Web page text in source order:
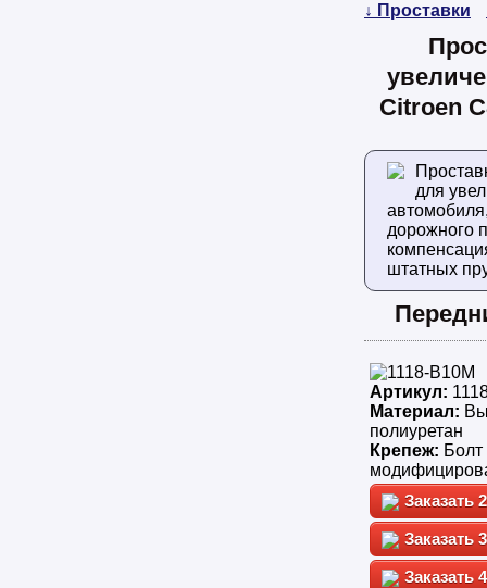
↓ Проставки
Citroen
для
дорожного
штатных
Артикул:
Материал:
полиуретан
Крепеж: